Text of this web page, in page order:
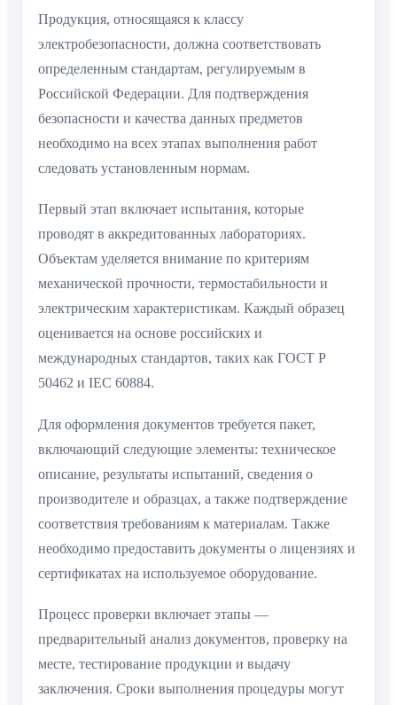
Продукция, относящаяся к классу
электробезопасности, должна соответствовать
определенным стандартам, регулируемым в
Российской Федерации. Для подтверждения
безопасности и качества данных предметов
необходимо на всех этапах выполнения работ
следовать установленным нормам.
Первый этап включает испытания, которые
проводят в аккредитованных лабораториях.
Объектам уделяется внимание по критериям
механической прочности, термостабильности и
электрическим характеристикам. Каждый образец
оценивается на основе российских и
международных стандартов, таких как ГОСТ Р
50462 и IEC 60884.
Для оформления документов требуется пакет,
включающий следующие элементы: техническое
описание, результаты испытаний, сведения о
производителе и образцах, а также подтверждение
соответствия требованиям к материалам. Также
необходимо предоставить документы о лицензиях и
сертификатах на используемое оборудование.
Процесс проверки включает этапы —
предварительный анализ документов, проверку на
месте, тестирование продукции и выдачу
заключения. Сроки выполнения процедуры могут